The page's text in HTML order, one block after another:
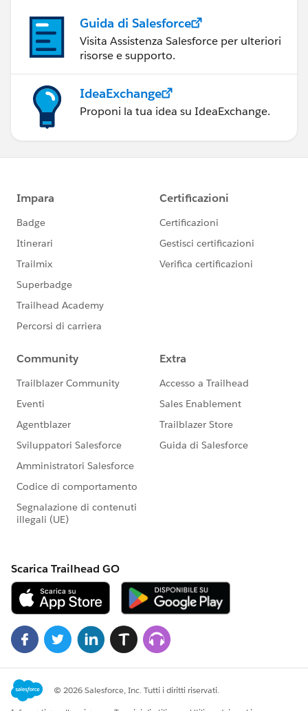
Guida di Salesforce
Visita Assistenza Salesforce per ulteriori
risorse e supporto.
IdeaExchange
Proponi la tua idea su IdeaExchange.